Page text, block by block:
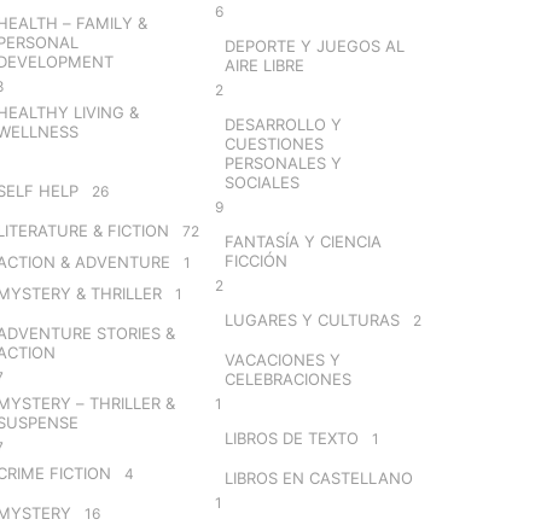
– FAMILY &
LIVING &
HELP 26
& FICTION 72
& ADVENTURE 1
& THRILLER 1
STORIES &
– THRILLER &
FICTION 4
16
6
DEPORTE Y JUEGOS AL
AIRE LIBRE
2
DESARROLLO Y
CUESTIONES
PERSONALES Y
SOCIALES
9
FANTASÍA Y CIENCIA
FICCIÓN
2
LUGARES Y CULTURAS 2
VACACIONES Y
CELEBRACIONES
1
LIBROS DE TEXTO 1
LIBROS EN CASTELLANO
1